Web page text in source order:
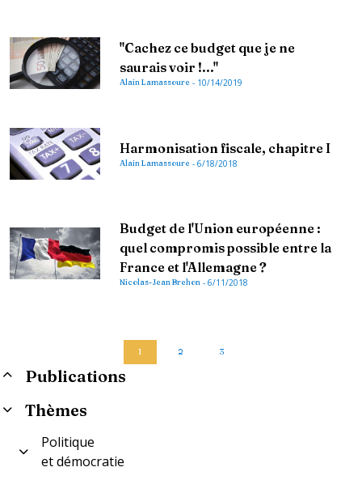
"Cachez ce budget que je ne
saurais voir !..."
Alain Lamassoure - 10/14/2019
Harmonisation fiscale, chapitre I
Alain Lamassoure - 6/18/2018
Budget de l'Union européenne :
quel compromis possible entre la
France et l'Allemagne ?
Nicolas-Jean Brehon - 6/11/2018
1 2 3
Publications
Thèmes
Politique
et démocratie